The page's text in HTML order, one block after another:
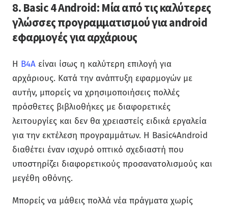
8. Basic 4 Android: Μία από τις καλύτερες
γλώσσες προγραμματισμού για android
εφαρμογές για αρχάριους
Η B4A είναι ίσως η καλύτερη επιλογή για
αρχάριους. Κατά την ανάπτυξη εφαρμογών με
αυτήν, μπορείς να χρησιμοποιήσεις πολλές
πρόσθετες βιβλιοθήκες με διαφορετικές
λειτουργίες και δεν θα χρειαστείς ειδικά εργαλεία
για την εκτέλεση προγραμμάτων. Η Basic4Android
διαθέτει έναν ισχυρό οπτικό σχεδιαστή που
υποστηρίζει διαφορετικούς προσανατολισμούς και
μεγέθη οθόνης.
Μπορείς να μάθεις πολλά νέα πράγματα χωρίς